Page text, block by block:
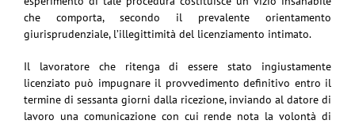
che comporta, secondo il prevalente orientamento
giurisprudenziale, l’illegittimità del licenziamento intimato.
Il lavoratore che ritenga di essere stato ingiustamente
licenziato può impugnare il provvedimento definitivo entro il
termine di sessanta giorni dalla ricezione, inviando al datore di
lavoro una comunicazione con cui rende nota la volontà di